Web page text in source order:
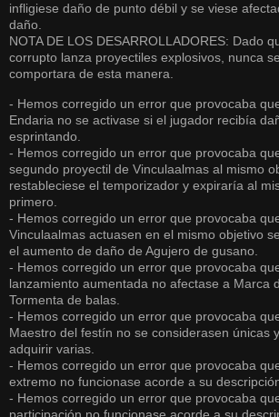
infligiese daño de punto débil y se viese
daño.
NOTA DE LOS DESARROLLADORES: Dado
corrupto lanza proyectiles explosivos, nunca
comportara de esta manera.
- Hemos corregido un error que provocaba
Endaria no se activase si el jugador recibía
esprintando.
- Hemos corregido un error que provocaba
segundo proyectil de Vinculaalmas al mismo
restableciese el temporizador y expiraría al
primero.
- Hemos corregido un error que provocaba
Vinculaalmas actuasen en el mismo objetivo
el aumento de daño de Agujero de gusano.
- Hemos corregido un error que provocaba
lanzamiento aumentada no afectase a Marca
Tormenta de balas.
- Hemos corregido un error que provocaba
Maestro del festín no se considerasen únicas
adquirir varias.
- Hemos corregido un error que provocaba
extremo no funcionase acorde a su
- Hemos corregido un error que provocaba